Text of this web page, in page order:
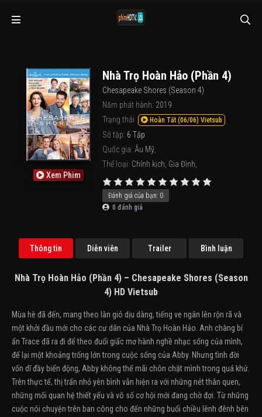
Xem Phim
Nhà Trọ Hoàn Hảo (Phần 4)
Chesapeake Shores (Season 4)
Năm phát hành: 2019
Trạng thái
Hoàn Tất (06/06) Vietsub
Số tập: 6 Tập
Quốc gia: Âu Mỹ
Thể loại: Chính kịch Gia Đình
Đánh giá của bạn: 0
0 đánh giá
Thông tin Diễn viên Trailer Bình luận
Nhà Trọ Hoàn Hảo (Phần 4) – Chesapeake Shores (Season
4) HD Vietsub
Mùa hè đã đến, mang theo làn gió dịu dàng, tiếng ve ngân lên rộn rã và
một khởi đầu mới cho các cư dân của Nhà Trọ Hoàn Hảo. Anh chàng bí
ẩn Trace đã ra đi để theo đuổi giấc mơ hành nghề nhạc sống của mình,
để lại một khoảng trống lớn trong cuộc sống của Abby. Nhưng tình đời
vốn dĩ đầy biến động, Abby không thể mãi chôn chặt mình trong quá khứ.
Trên thực tế, thị trấn nhỏ yên bình vẫn hiện ra với những nét thân quen,
những mối quan hệ thiết yếu và vô số cơ hội mới đang chờ đợi. Từ những
cuộc nói chuyện trên ban công cho đến những buổi chiều lênh đênh bên